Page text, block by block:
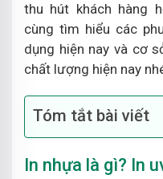
thu hút khách hàng
cùng tìm hiểu các
dụng hiện nay và cơ
chất lượng hiện nay
Tóm tắt bài viết
In nhựa là gì? In